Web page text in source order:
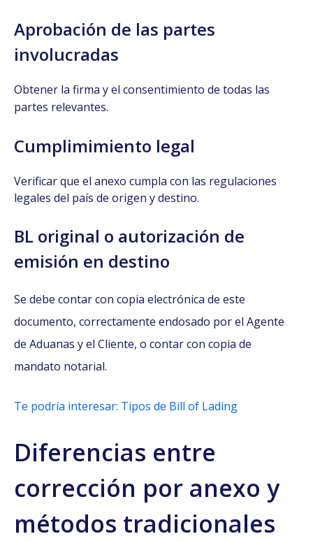
Aprobación de las partes
involucradas
Obtener la firma y el consentimiento de todas las
partes relevantes.
Cumplimimiento legal
Verificar que el anexo cumpla con las regulaciones
legales del país de origen y destino.
BL original o autorización de
emisión en destino
Se debe contar con copia electrónica de este
documento, correctamente endosado por el Agente
de Aduanas y el Cliente, o contar con copia de
mandato notarial.
Te podría interesar: Tipos de Bill of Lading
Diferencias entre
corrección por anexo y
métodos tradicionales